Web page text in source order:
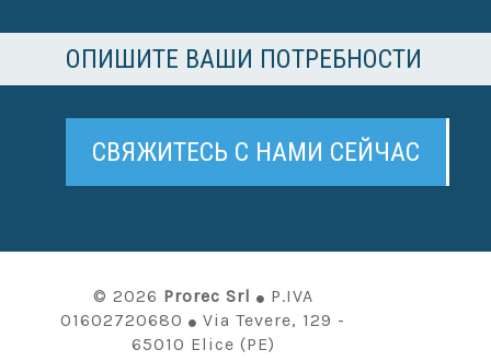
ОПИШИТЕ ВАШИ ПОТРЕБНОСТИ
СВЯЖИТЕСЬ С НАМИ СЕЙЧАС
© 2026 Prorec Srl
P.IVA
01602720680
Via Tevere, 129 -
65010 Elice (PE)